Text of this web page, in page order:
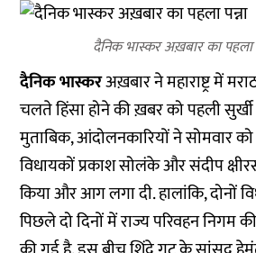
दैनिक भास्कर अख़बार का पहला
दैनिक भास्करअख़बार ने महाराष्ट्र में
चलते हिंसा होने की ख़बर को पहली
मुताबिक, आंदोलनकारियों ने सोमवार
विधायकों प्रकाश सोलंके और संदीप
किया और आग लगा दी. हालांकि, दोनों
पिछले दो दिनों में राज्य परिवहन निगम